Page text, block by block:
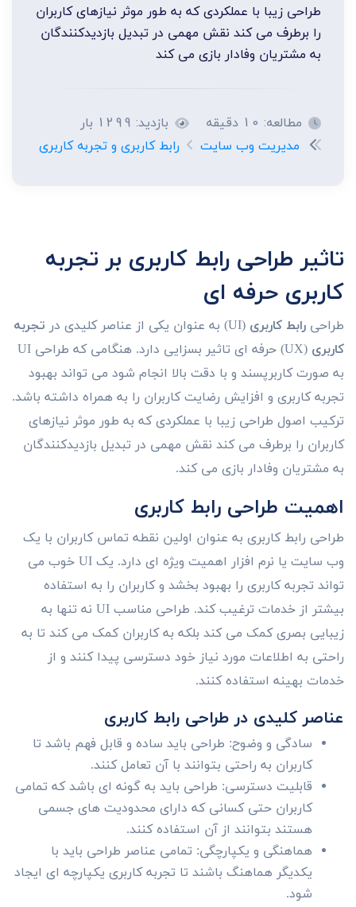
طراحی زیبا با عملکردی که به طور موثر نیازهای کاربران
را برطرف می کند نقش مهمی در تبدیل بازدیدکنندگان
به مشتریان وفادار بازی می کند
مطالعه: 10 دقیقه
بازدید: 1299 بار
مدیریت وب سایت
رابط کاربری و تجربه کاربری
تاثیر طراحی رابط کاربری بر تجربه
کاربری حرفه ای
طراحی رابط کاربری (UI) به عنوان یکی از عناصر کلیدی در
تجربه
کاربری
(UX) حرفه ای تاثیر بسزایی دارد. هنگامی که طراحی UI
به صورت کاربرپسند و با دقت بالا انجام شود می تواند بهبود
تجربه کاربری و افزایش رضایت کاربران را به همراه داشته باشد.
ترکیب اصول طراحی زیبا با عملکردی که به طور موثر نیازهای
کاربران را برطرف می کند نقش مهمی در تبدیل بازدیدکنندگان
به مشتریان وفادار بازی می کند.
اهمیت طراحی رابط کاربری
طراحی رابط کاربری به عنوان اولین نقطه تماس کاربران با یک
وب سایت یا نرم افزار اهمیت ویژه ای دارد. یک UI خوب می
تواند تجربه کاربری را بهبود بخشد و کاربران را به استفاده
بیشتر از خدمات ترغیب کند. طراحی مناسب UI نه تنها به
زیبایی بصری کمک می کند بلکه به کاربران کمک می کند تا به
راحتی به اطلاعات مورد نیاز خود دسترسی پیدا کنند و از
خدمات بهینه استفاده کنند.
عناصر کلیدی در طراحی رابط کاربری
سادگی و وضوح: طراحی باید ساده و قابل فهم باشد تا
کاربران به راحتی بتوانند با آن تعامل کنند.
قابلیت دسترسی: طراحی باید به گونه ای باشد که تمامی
کاربران حتی کسانی که دارای محدودیت های جسمی
هستند بتوانند از آن استفاده کنند.
هماهنگی و یکپارچگی: تمامی عناصر طراحی باید با
یکدیگر هماهنگ باشند تا تجربه کاربری یکپارچه ای ایجاد
شود.